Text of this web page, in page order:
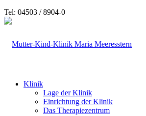
Tel: 04503 / 8904-0
Klinik
Lage der Klinik
Einrichtung der Klinik
Das Therapiezentrum